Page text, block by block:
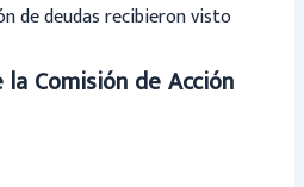
de deudas recibieron visto
Comisión de Acción